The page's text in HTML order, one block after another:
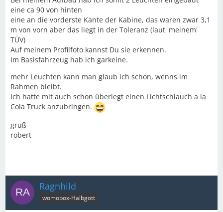
eine ca 90 von hinten
eine an die vorderste Kante der Kabine, das waren zwar 3,1
m von vorn aber das liegt in der Toleranz (laut 'meinem'
TÜV)
Auf meinem Profilfoto kannst Du sie erkennen.
Im Basisfahrzeug hab ich garkeine.
mehr Leuchten kann man glaub ich schon, wenns im
Rahmen bleibt.
Ich hatte mit auch schon überlegt einen Lichtschlauch a la
Cola Truck anzubringen.
gruß
robert
Ragnhild
womobox-Halbgott